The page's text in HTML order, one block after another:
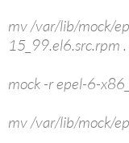
mv /var/lib/mock/
15_99.el6.src.rpm .
mock -r epel-6-
mv /var/lib/mock/